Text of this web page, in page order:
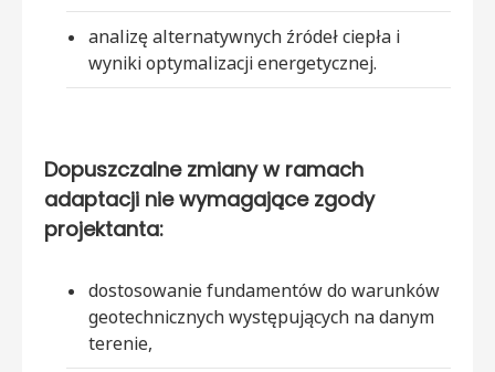
analizę alternatywnych źródeł ciepła i
wyniki optymalizacji energetycznej.
Dopuszczalne zmiany w ramach
adaptacji nie wymagające zgody
projektanta:
dostosowanie fundamentów do warunków
geotechnicznych występujących na danym
terenie,